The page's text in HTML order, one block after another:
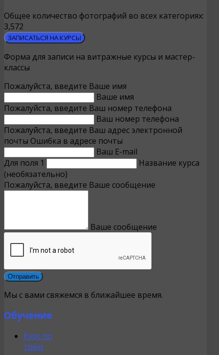
Общее количество фотографий во всех категориях:
3,572
ЗАПИСАТЬСЯ НА КУРСЫ
Форма для записи на витражные курсы и мастер-
классы
Пожалуйста, введите Ваше имя
Ваше имя
Пожалуйста, введите Ваш номер телефона
Ваш номер телефона
Пожалуйста, введите Ваш адрес электронной
почты Ошибка в адресе почты
Ваш E-mail
Для поля 1
Название курса
(необязательно)
Пожалуйста, введите Ваше сообщение
Ваше сообщение
Мы с вами свяжемся в ближайшее время.
Обучение
Курс по
трём